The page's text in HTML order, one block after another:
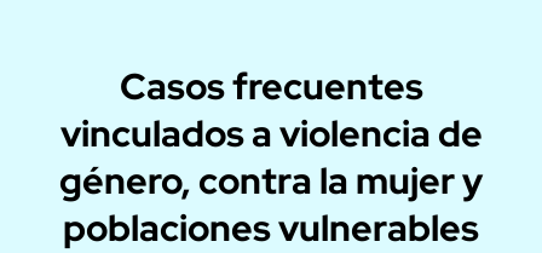
Casos frecuentes
vinculados a violencia de
género, contra la mujer y
poblaciones vulnerables